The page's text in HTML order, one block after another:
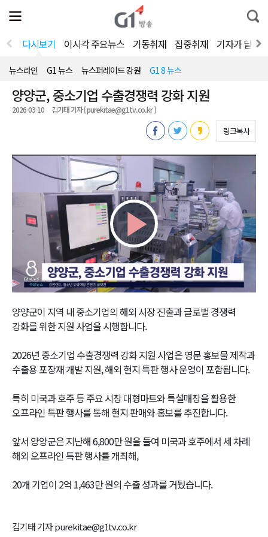
전
체
뉴
열
통
합
색
다시보기 이시각 주요뉴스 기동취재 집중취재 기자가 달려
뉴스라인 G1 뉴스 뉴스퍼레이드 강원 G1 8 뉴스
양양군, 중소기업 수출경쟁력 강화 지원
2026-03-10 김기태 기자 [ purekitae@g1tv.co.kr ]
링크복사
Play
Video
양양군이 지역 내 중소기업의 해외 시장 진출과 글로벌 경쟁력
강화를 위한 지원 사업을 시행합니다.
2026년 중소기업 수출경쟁력 강화 지원 사업은 영문 홍보물 제작과
수출용 포장재 개발 지원, 해외 현지 특판 행사 운영이 포함됩니다.
특히 미국과 호주 등 주요 시장 대형마트와 특설매장을 활용한
오프라인 특판 행사를 통해 현지 판매와 홍보를 추진합니다.
앞서 양양군은 지난해 6,800만 원을 들여 미국과 호주에서 세 차례
해외 오프라인 특판 행사를 개최해,
20개 기업이 2억 1,463만 원의 수출 성과를 거뒀습니다.
김기태 기자 purekitae@g1tv.co.kr